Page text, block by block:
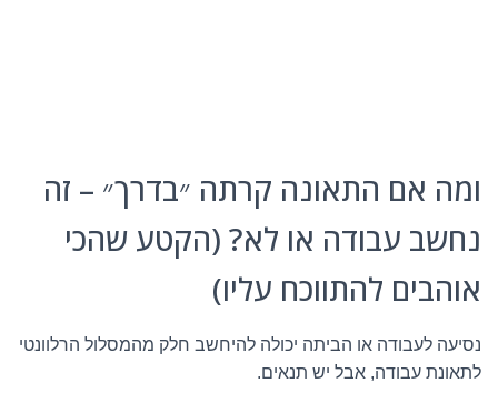
ומה אם התאונה קרתה ״בדרך״ – זה
נחשב עבודה או לא? (הקטע שהכי
אוהבים להתווכח עליו)
נסיעה לעבודה או הביתה יכולה להיחשב חלק מהמסלול הרלוונטי
לתאונת עבודה, אבל יש תנאים.